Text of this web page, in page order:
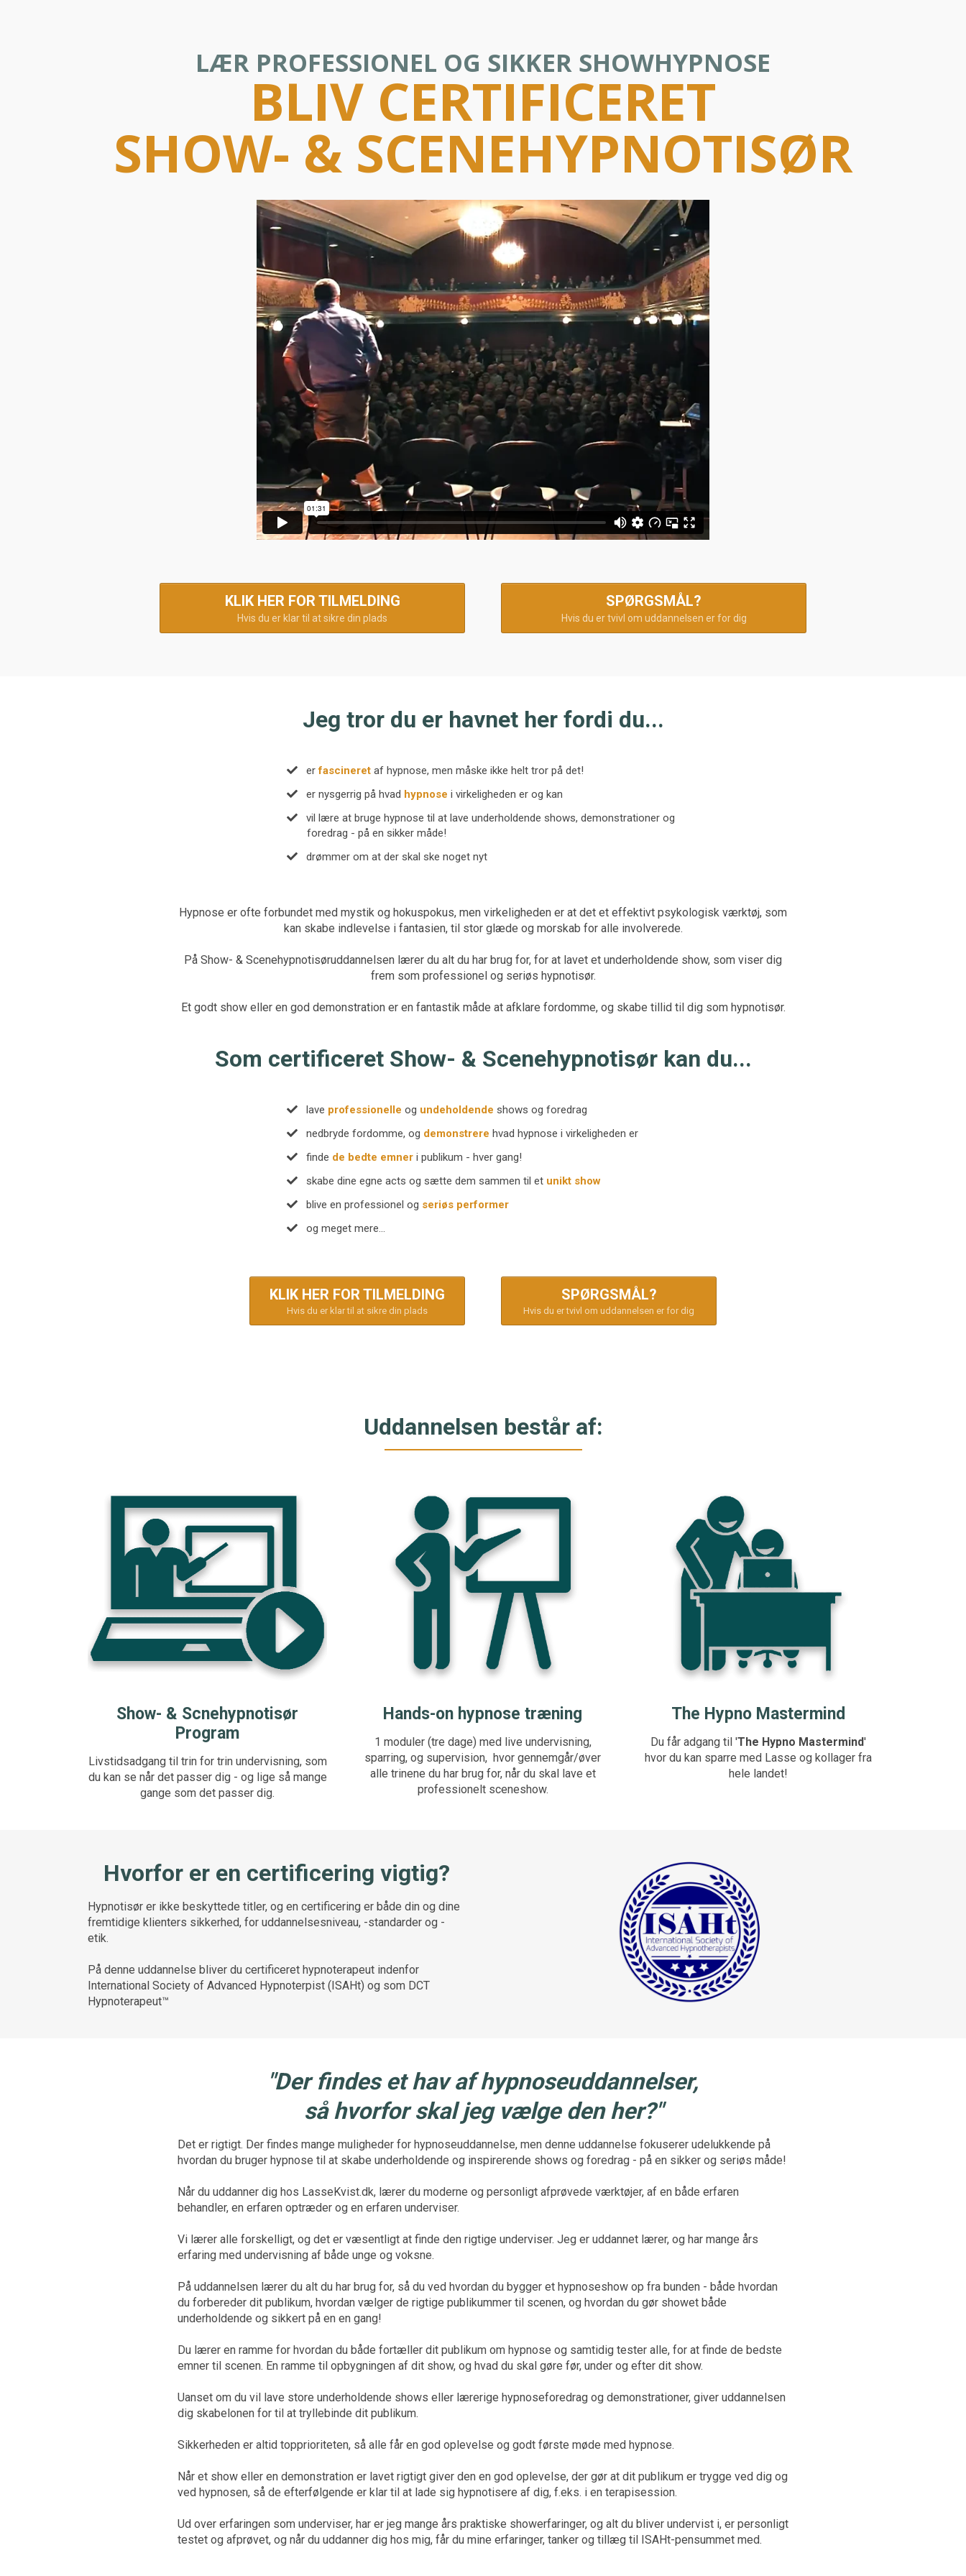
LÆR PROFESSIONEL OG SIKKER SHOWHYPNOSE
BLIV CERTIFICERET
SHOW- & SCENEHYPNOTISØR
KLIK HER FOR TILMELDING
Hvis du er klar til at sikre din plads
SPØRGSMÅL?
Hvis du er tvivl om uddannelsen er for dig
Jeg tror du er havnet her fordi du...
erfascineret af hypnose, men måske ikke helt tror på det!
​er nysgerrig på hvad hypnose i virkeligheden er og kan
​vil lære at bruge hypnose til at lave underholdende shows, demonstrationer og
foredrag - på en sikker måde!
drømmer om at der skal ske noget nyt
Hypnose er ofte forbundet med mystik og hokuspokus, men virkeligheden er at det et effektivt psykologisk værktøj, som
kan skabe indlevelse i fantasien, til stor glæde og morskab for alle involverede.
På Show- & Scenehypnotisøruddannelsen lærer du alt du har brug for, for at lavet et underholdende show, som viser dig
frem som professionel og seriøs hypnotisør.
Et godt show eller en god demonstration er en fantastik måde at afklare fordomme, og skabe tillid til dig som hypnotisør.
Som certificeret Show- & Scenehypnotisør kan du...
lave professionelle og undeholdende shows og foredrag
​nedbryde fordomme, og demonstrere hvad hypnose i virkeligheden er
​finde de bedte emner i publikum - hver gang!
​skabe dine egne acts og sætte dem sammen til et unikt show
​blive en professionel og seriøs performer
​og meget mere...
KLIK HER FOR TILMELDING
Hvis du er klar til at sikre din plads
SPØRGSMÅL?
Hvis du er tvivl om uddannelsen er for dig
Uddannelsen består af:
Show- & Scnehypnotisør
Program
Livstidsadgang til trin for trin undervisning, som
du kan se når det passer dig - og lige så mange
gange som det passer dig.
Hands-on hypnose træning
1 moduler (tre dage) med live undervisning,
sparring, og supervision, hvor gennemgår/øver
alle trinene du har brug for, når du skal lave et
professionelt sceneshow.
The Hypno Mastermind
Du får adgang til 'The Hypno Mastermind'
hvor du kan sparre med Lasse og kollager fra
hele landet!
Hvorfor er en certificering vigtig?
Hypnotisør er ikke beskyttede titler, og en certificering er både din og dine
fremtidige klienters sikkerhed, for uddannelsesniveau, -standarder og -
etik.
På denne uddannelse bliver du certificeret hypnoterapeut indenfor
International Society of Advanced Hypnoterpist (ISAHt) og som DCT
Hypnoterapeut™
"Der findes et hav af hypnoseuddannelser,
så hvorfor skal jeg vælge den her?"
Det er rigtigt. Der findes mange muligheder for hypnoseuddannelse, men denne uddannelse fokuserer udelukkende på
hvordan du bruger hypnose til at skabe underholdende og inspirerende shows og foredrag - på en sikker og seriøs måde!
Når du uddanner dig hos LasseKvist.dk, lærer du moderne og personligt afprøvede værktøjer, af en både erfaren
behandler, en erfaren optræder og en erfaren underviser.
Vi lærer alle forskelligt, og det er væsentligt at finde den rigtige underviser. Jeg er uddannet lærer, og har mange års
erfaring med undervisning af både unge og voksne.
På uddannelsen lærer du alt du har brug for, så du ved hvordan du bygger et hypnoseshow op fra bunden - både hvordan
du forbereder dit publikum, hvordan vælger de rigtige publikummer til scenen, og hvordan du gør showet både
underholdende og sikkert på en en gang!
Du lærer en ramme for hvordan du både fortæller dit publikum om hypnose og samtidig tester alle, for at finde de bedste
emner til scenen. En ramme til opbygningen af dit show, og hvad du skal gøre før, under og efter dit show.
Uanset om du vil lave store underholdende shows eller lærerige hypnoseforedrag og demonstrationer, giver uddannelsen
dig skabelonen for til at tryllebinde dit publikum.
Sikkerheden er altid topprioriteten, så alle får en god oplevelse og godt første møde med hypnose.
Når et show eller en demonstration er lavet rigtigt giver den en god oplevelse, der gør at dit publikum er trygge ved dig og
ved hypnosen, så de efterfølgende er klar til at lade sig hypnotisere af dig, f.eks. i en terapisession.
Ud over erfaringen som underviser, har er jeg mange års praktiske showerfaringer, og alt du bliver undervist i, er personligt
testet og afprøvet, og når du uddanner dig hos mig, får du mine erfaringer, tanker og tillæg til ISAHt-pensummet med.